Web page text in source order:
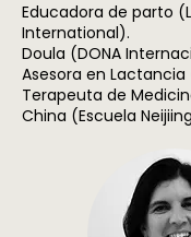
Educadora de parto
International).
Doula (DONA
Asesora en
Terapeuta de
China (Escuela